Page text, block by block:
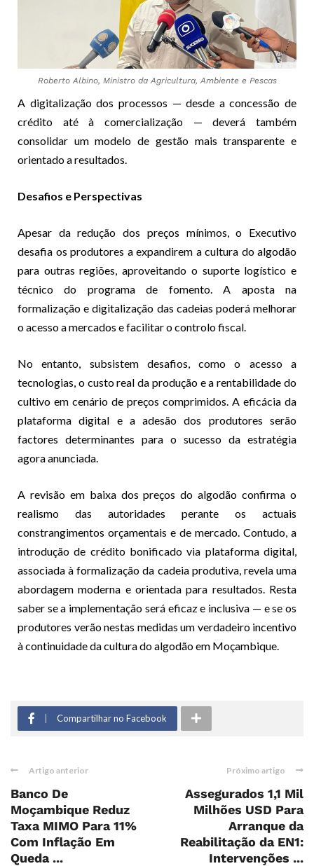
Roberto Albino, Ministro da Agricultura, Ambiente e Pescas
A digitalização dos processos — desde a concessão de
crédito até à comercialização — deverá também
consolidar um modelo de gestão mais transparente e
orientado a resultados.
Desafios e Perspectivas
Apesar da redução dos preços mínimos, o Executivo
desafia os produtores a expandirem a cultura do algodão
para outras regiões, aproveitando o suporte logístico e
técnico do programa de fomento. A aposta na
formalização e digitalização das cadeias poderá melhorar
o acesso a mercados e facilitar o controlo fiscal.
No entanto, subsistem desafios, como o acesso a
tecnologias, o custo real da produção e a rentabilidade do
cultivo em cenário de preços comprimidos. A eficácia da
plataforma digital e a adesão dos produtores serão
factores determinantes para o sucesso da estratégia
agora anunciada.
A revisão em baixa dos preços do algodão confirma o
realismo das autoridades perante os actuais
constrangimentos orçamentais e de mercado. Contudo, a
introdução de crédito bonificado via plataforma digital,
associada à formalização da cadeia produtiva, revela uma
abordagem moderna e orientada para resultados. Resta
saber se a implementação será eficaz e inclusiva — e se os
produtores verão nestas medidas um verdadeiro incentivo
à continuidade da cultura do algodão em Moçambique.
Compartilhar no Facebook
Artigo anterior
Banco De
Moçambique Reduz
Taxa MIMO Para 11%
Com Inflação Em
Queda ...
Próximo artigo
Assegurados 1,1 Mil
Milhões USD Para
Arranque da
Reabilitação da EN1:
Intervenções ...